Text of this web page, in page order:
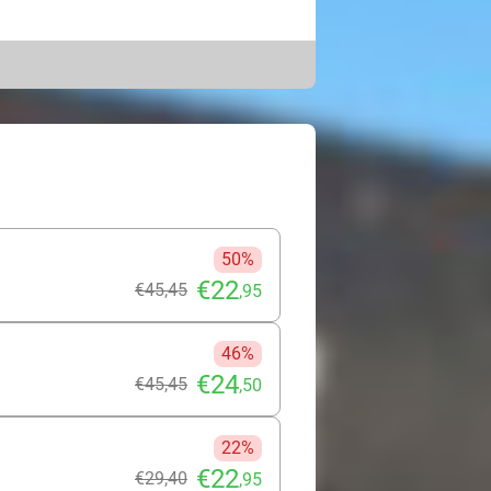
snel mogelijk te voltooien op
Je voert realistische missies
fun!
50%
€45,45 €22,95
46%
€45,45 €24,50
22%
€29,40 €22,95